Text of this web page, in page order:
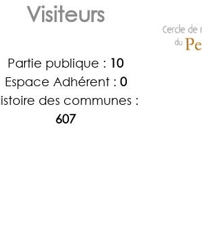
Visiteurs
Partie publique : 10
Espace Adhérent : 0
des communes :
607